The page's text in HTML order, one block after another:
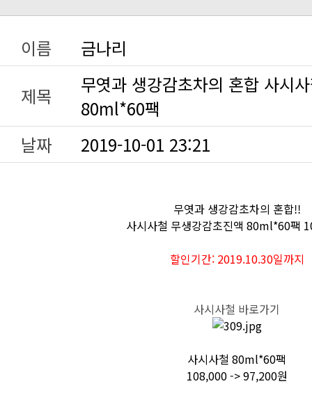
이름
금나리
제목
80ml*60팩
날짜
2019-10-01 23:21
무엿과 생강감초차의 혼합!!
사시사철 무생강감초진액 80ml*60팩
할인기간: 2019.10.30일까지
사시사철 바로가기
사시사철 80ml*60팩
108,000 -> 97,200원